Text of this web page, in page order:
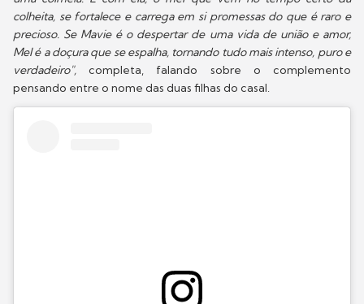
colheita, se fortalece e carrega em si promessas do que é raro e
precioso. Se Mavie é o despertar de uma vida de união e amor,
Mel é a doçura que se espalha, tornando tudo mais intenso, puro e
verdadeiro", completa, falando sobre o complemento
pensando entre o nome das duas filhas do casal.